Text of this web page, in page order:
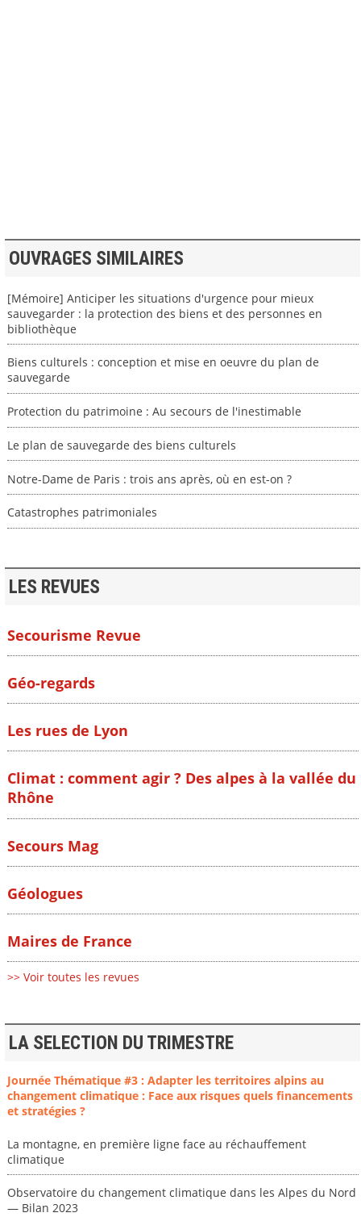
OUVRAGES SIMILAIRES
[Mémoire] Anticiper les situations d'urgence pour mieux
sauvegarder : la protection des biens et des personnes en
bibliothèque
Biens culturels : conception et mise en oeuvre du plan de
sauvegarde
Protection du patrimoine : Au secours de l'inestimable
Le plan de sauvegarde des biens culturels
Notre-Dame de Paris : trois ans après, où en est-on ?
Catastrophes patrimoniales
LES REVUES
Secourisme Revue
Géo-regards
Les rues de Lyon
Climat : comment agir ? Des alpes à la vallée du
Rhône
Secours Mag
Géologues
Maires de France
>> Voir toutes les revues
LA SELECTION DU TRIMESTRE
Journée Thématique #3 : Adapter les territoires alpins au
changement climatique : Face aux risques quels financements
et stratégies ?
La montagne, en première ligne face au réchauffement
climatique
Observatoire du changement climatique dans les Alpes du Nord
— Bilan 2023